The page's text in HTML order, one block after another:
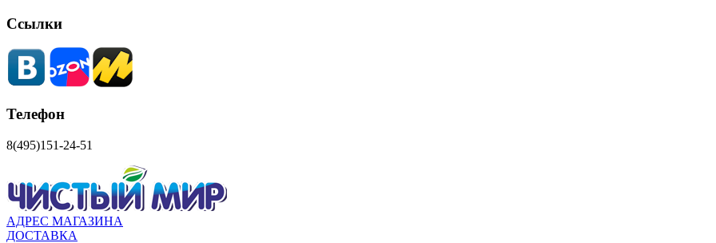
Ссылки
Телефон
8(495)151-24-51
АДРЕС МАГАЗИНА
ДОСТАВКА